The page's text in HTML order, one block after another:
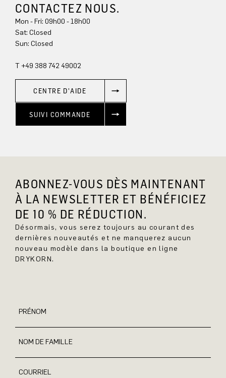
CONTACTEZ NOUS.
Mon - Fri: 09h00 - 18h00
Sun: Closed
T +49 388 742 49002
CENTRE D'AIDE
SUIVI COMMANDE
ABONNEZ-VOUS DÈS MAINTENANT
À LA NEWSLETTER ET BÉNÉFICIEZ
DE 10 % DE RÉDUCTION.
Désormais, vous serez toujours au courant des
dernières nouveautés et ne manquerez aucun
nouveau modèle dans la boutique en ligne
DRYKORN.
PRÉNOM
NOM DE FAMILLE
COURRIEL